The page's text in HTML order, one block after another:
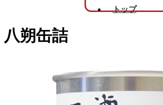
トップ
八朔缶詰